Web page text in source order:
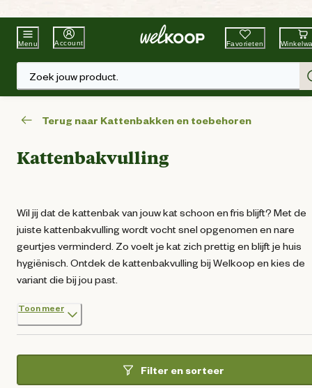
Beste WinkelketenTuin & Dier
Menu Account Favorieten
Zoek jouw product.
Terug naar Kattenbakken en toebehoren
Kattenbakvulling
Wil jij dat de kattenbak van jouw kat schoon en fris blijft? Met de
juiste kattenbakvulling wordt vocht snel opgenomen en nare
geurtjes verminderd. Zo voelt je kat zich prettig en blijft je huis
hygiënisch. Ontdek de kattenbakvulling bij Welkoop en kies de
variant die bij jou past.
Toon meer
Filter en sorteer